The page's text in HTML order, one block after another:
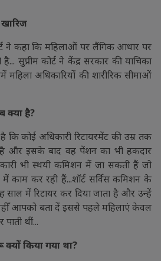
ने कहा कि महिलाओं पर लैंगिक आधार पर
सुप्रीम कोर्ट ने केंद्र सरकार की याचिका
महिला अधिकारियों की शारीरिक सीमाओं
क्या है?
कोई अधिकारी रिटायरमेंट की उम्र तक
और इसके बाद वह पेंशन का भी हकदार
भी स्थयी कमिशन में जा सकती हैं जो
में काम कर रही हैं...शॉर्ट सर्विस कमिशन के
साल में रिटायर कर दिया जाता है और उन्हें
आपको बता दें इससे पहले महिलाएं केवल
थीं...
किया गया था?